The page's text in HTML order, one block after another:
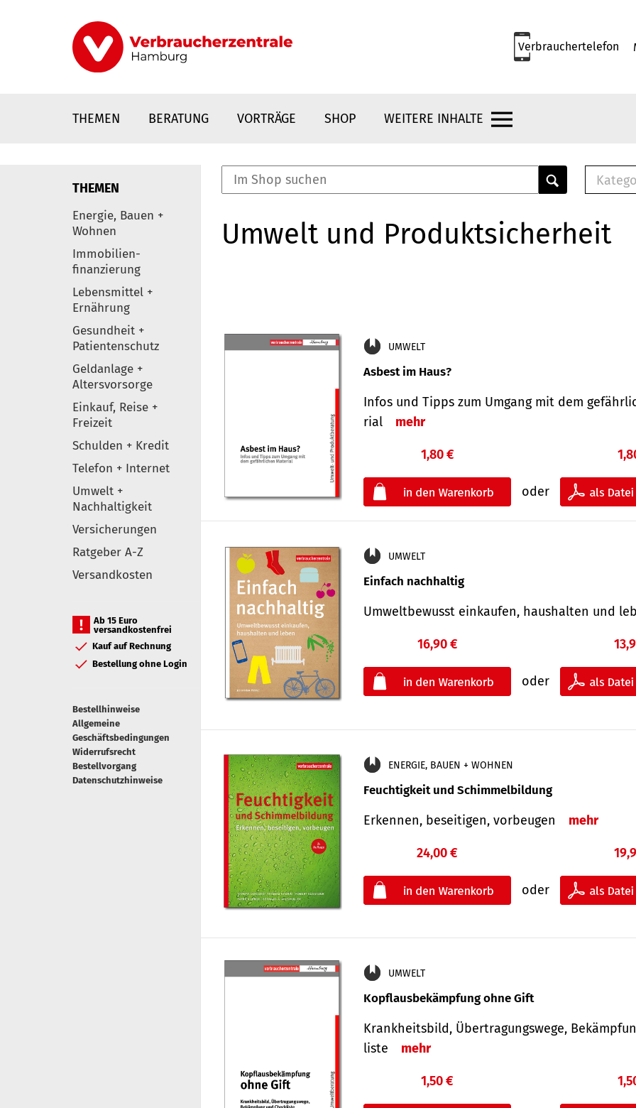
Verbrauchertelefon
THEMEN BERATUNG VORTRÄGE SHOP WEITERE INHALTE
Elemente
THEMEN
Energie, Bauen +
Wohnen
Immobilien-
finanzierung
Lebensmittel +
Ernährung
Gesundheit +
Patientenschutz
Geldanlage +
Altersvorsorge
Einkauf, Reise +
Freizeit
Schulden + Kredit
Telefon + Internet
Umwelt +
Nachhaltigkeit
Versicherungen
Ratgeber A-Z
Versandkosten
Ab 15 Euro
versandkostenfrei
Kauf auf Rechnung
Bestellung ohne Login
Bestellhinweise
Allgemeine
Geschäftsbedingungen
Widerrufsrecht
Bestellvorgang
Datenschutzhinweise
Umwelt und Produktsicherheit
UMWELT
Asbest im Haus?
Infos und Tipps zum Um­gang mit dem
rial
mehr
1,80 €
oder
UMWELT
Einfach nachhaltig
Umweltbewusst einkaufen, haushalten und
16,90 €
oder
ENERGIE, BAUEN + WOHNEN
Feuchtigkeit und Schimmelbildung
Erkennen, beseitigen, vorbeugen mehr
24,00 €
oder
UMWELT
Kopflausbekämpfung ohne Gift
Krankheits­bild, Übertra­gungs­wege,
liste
mehr
1,50 €